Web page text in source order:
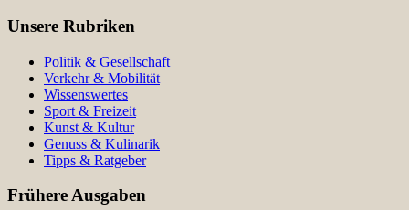
Unsere Rubriken
Politik & Gesellschaft
Verkehr & Mobilität
Wissenswertes
Sport & Freizeit
Kunst & Kultur
Genuss & Kulinarik
Tipps & Ratgeber
Frühere Ausgaben